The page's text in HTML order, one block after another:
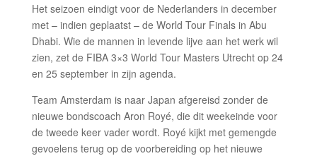
Het seizoen eindigt voor de Nederlanders in december
met – indien geplaatst – de World Tour Finals in Abu
Dhabi. Wie de mannen in levende lijve aan het werk wil
zien, zet de FIBA 3×3 World Tour Masters Utrecht op 24
en 25 september in zijn agenda.
Team Amsterdam is naar Japan afgereisd zonder de
nieuwe bondscoach Aron Royé, die dit weekeinde voor
de tweede keer vader wordt. Royé kijkt met gemengde
gevoelens terug op de voorbereiding op het nieuwe